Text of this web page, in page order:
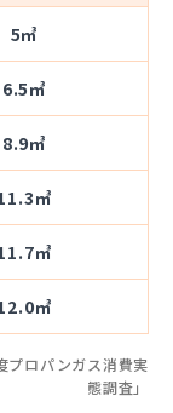
5㎥
6.5㎥
8.9㎥
㎥
㎥
㎥
プロパンガス消費実
態調査」